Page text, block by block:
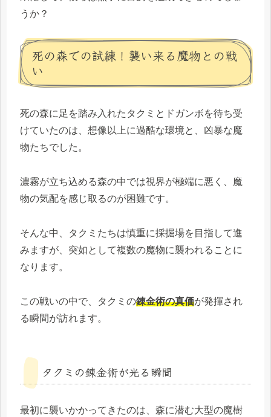
うか？
死の森での試練！襲い来る魔物との戦
い
死の森に足を踏み入れたタクミとドガンボを待ち受
けていたのは、想像以上に過酷な環境と、凶暴な魔
物たちでした。
濃霧が立ち込める森の中では視界が極端に悪く、魔
物の気配を感じ取るのが困難です。
そんな中、タクミたちは慎重に採掘場を目指して進
みますが、突如として複数の魔物に襲われることに
なります。
この戦いの中で、タクミの錬金術の真価が発揮され
る瞬間が訪れます。
タクミの錬金術が光る瞬間
最初に襲いかかってきたのは、森に潜む大型の魔樹